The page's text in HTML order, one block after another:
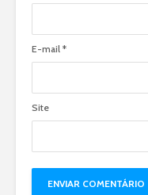
E-mail *
Site